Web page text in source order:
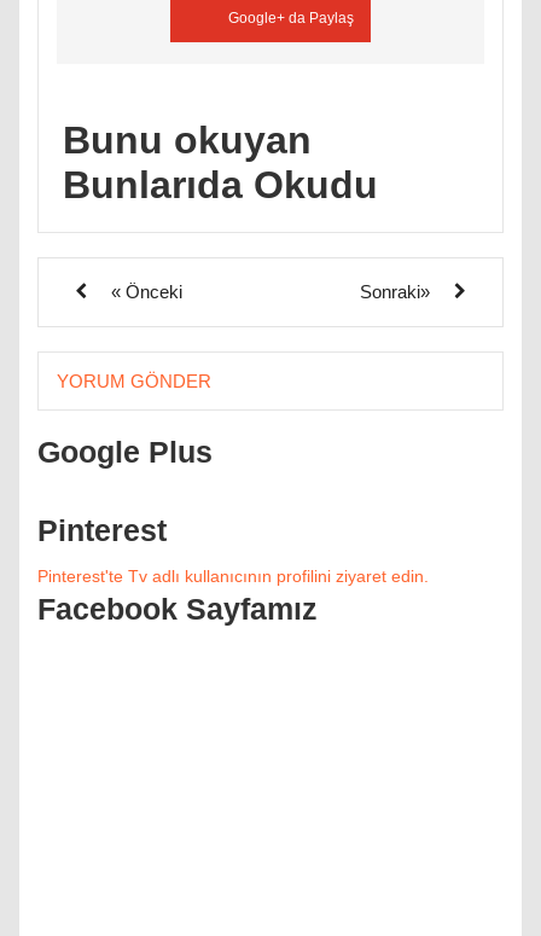
Google+ da Paylaş
Bunu okuyan
Bunlarıda Okudu
« Önceki Sonraki»
YORUM GÖNDER
Google Plus
Pinterest
Pinterest'te Tv adlı kullanıcının profilini ziyaret edin.
Facebook Sayfamız